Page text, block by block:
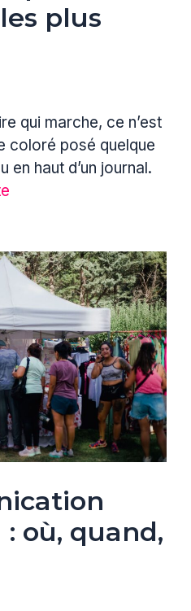
plus
qui marche, ce n’est
coloré posé quelque
en haut d’un journal.
où, quand,